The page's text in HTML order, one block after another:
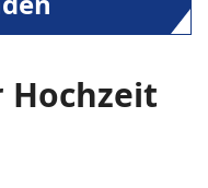
Hochzeit